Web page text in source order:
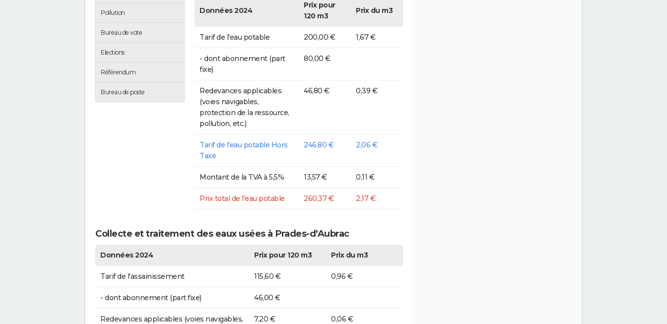
Pollution
Bureau de vote
Elections
Référendum
Bureau de poste
Données 2024
Prix pour
120 m3
Prix du m3
Tarif de l'eau potable 200,00 € 1,67 €
- dont abonnement (part
fixe)
80,00 €
Redevances applicables
(voies navigables,
protection de la ressource,
pollution, etc.)
46,80 € 0,39 €
Tarif de l'eau potable Hors
Taxe
246,80 € 2,06 €
Montant de la TVA à 5,5% 13,57 € 0,11 €
Prix total de l'eau potable 260,37 € 2,17 €
Collecte et traitement des eaux usées à Prades-d'Aubrac
Données 2024 Prix pour 120 m3 Prix du m3
Tarif de l'assainissement 115,60 € 0,96 €
- dont abonnement (part fixe) 46,00 €
Redevances applicables (voies navigables,
7,20 € 0,06 €